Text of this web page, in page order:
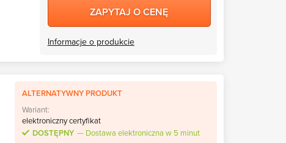
ZAPYTAJ O CENĘ
Informacje o produkcie
ALTERNATYWNY PRODUKT
Wariant:
elektroniczny certyfikat
DOSTĘPNY
Dostawa elektroniczna w 5 minut